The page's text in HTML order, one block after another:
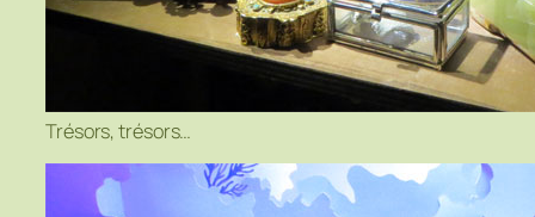
Trésors, trésors…